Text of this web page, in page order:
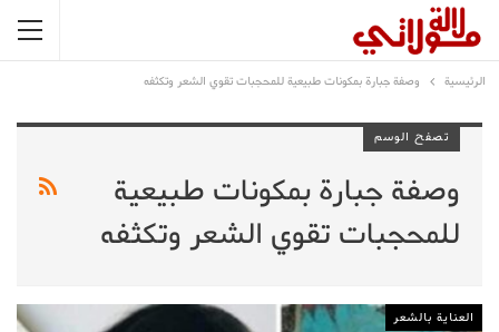
الرئيسية وصفة جبارة بمكونات طبيعية للمحجبات تقوي الشعر وتكثفه
تصفح الوسم
وصفة جبارة بمكونات طبيعية
للمحجبات تقوي الشعر وتكثفه
العناية بالشعر